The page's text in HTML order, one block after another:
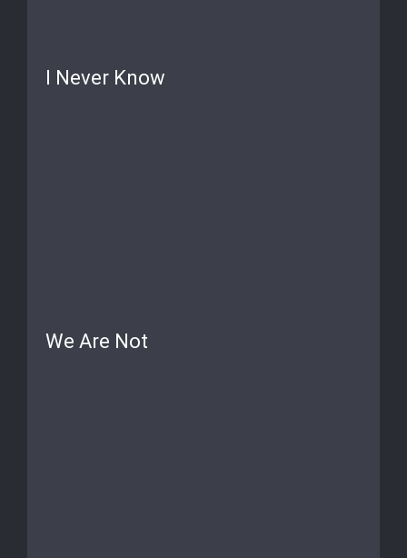
I Never Know
We Are Not